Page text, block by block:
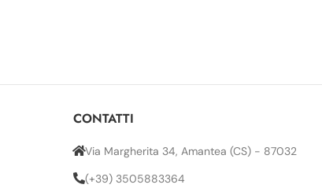
CONTATTI
Via Margherita 34, Amantea (CS) - 87032
(+39) 3505883364